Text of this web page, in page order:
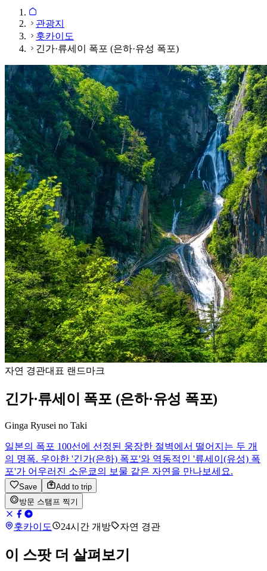
관광지
홋카이도
긴가·류세이 폭포 (은하·유성 폭포)
자연 경관대표 랜드마크
긴가·류세이 폭포 (은하·유성 폭포)
Ginga Ryusei no Taki
일본의 폭포 100선에 선정된 웅장한 절벽에서 떨어지는 두 개
의 명폭. 우아한 '긴가(은하) 폭포'와 역동적인 '류세이(유성) 폭
포'가 어우러진 소운쿄의 보물 같은 자연을 만나보세요.
Save
Add to trip
방문 스탬프 찍기
홋카이도 24시간 개방 자연 경관
이 스팟 더 살펴보기